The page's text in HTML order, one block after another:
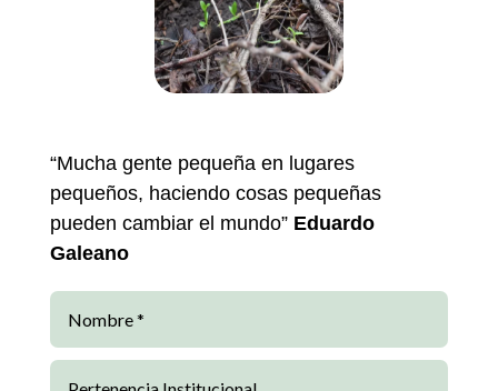
“Mucha gente pequeña en lugares
pequeños, haciendo cosas pequeñas
pueden cambiar el mundo” Eduardo
Galeano